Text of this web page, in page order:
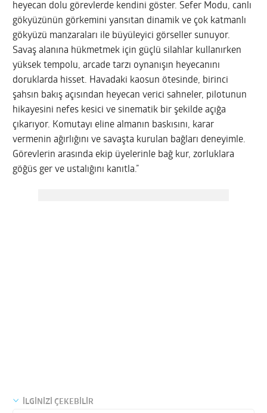
heyecan dolu görevlerde kendini göster. Sefer Modu, canlı
gökyüzünün görkemini yansıtan dinamik ve çok katmanlı
gökyüzü manzaraları ile büyüleyici görseller sunuyor.
Savaş alanına hükmetmek için güçlü silahlar kullanırken
yüksek tempolu, arcade tarzı oynanışın heyecanını
doruklarda hisset. Havadaki kaosun ötesinde, birinci
şahsın bakış açısından heyecan verici sahneler, pilotunun
hikayesini nefes kesici ve sinematik bir şekilde açığa
çıkarıyor. Komutayı eline almanın baskısını, karar
vermenin ağırlığını ve savaşta kurulan bağları deneyimle.
Görevlerin arasında ekip üyelerinle bağ kur, zorluklara
göğüs ger ve ustalığını kanıtla.”
İLGİNİZİ ÇEKEBİLİR